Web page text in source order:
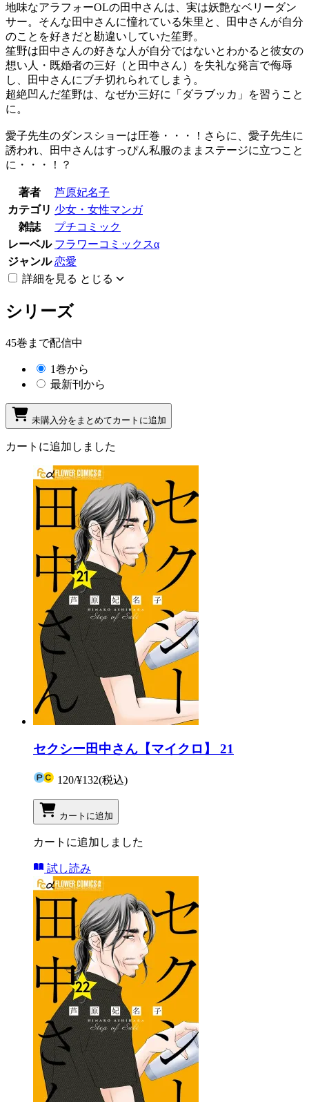
地味なアラフォーOLの田中さんは、実は妖艶なベリーダン
サー。そんな田中さんに憧れている朱里と、田中さんが自分
のことを好きだと勘違いしていた笙野。
笙野は田中さんの好きな人が自分ではないとわかると彼女の
想い人・既婚者の三好（と田中さん）を失礼な発言で侮辱
し、田中さんにブチ切れられてしまう。
超絶凹んだ笙野は、なぜか三好に「ダラブッカ」を習うこと
に。
愛子先生のダンスショーは圧巻・・・！さらに、愛子先生に
誘われ、田中さんはすっぴん私服のままステージに立つこと
に・・・！？
著者
芦原妃名子
カテゴリ 少女・女性マンガ
雑誌
プチコミック
レーベル フラワーコミックスα
ジャンル 恋愛
詳細を見る とじる
シリーズ
45巻まで配信中
1巻から
最新刊から
未購入分をまとめてカートに追加
カートに追加しました
セクシー田中さん【マイクロ】 21
120/¥132(税込)
カートに追加
カートに追加しました
試し読み